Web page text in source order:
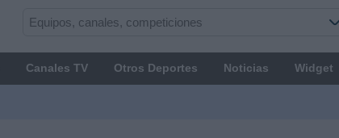
Canales TV Otros Deportes Noticias Widget